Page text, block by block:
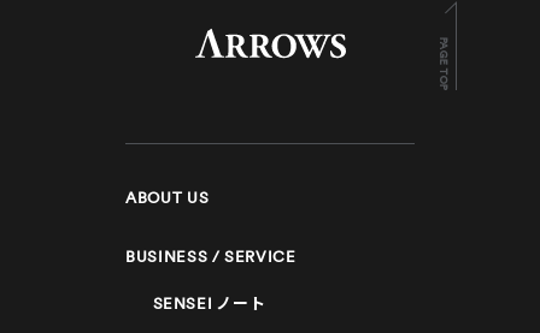
PAGE TOP
ABOUT US
BUSINESS / SERVICE
SENSEI ノート